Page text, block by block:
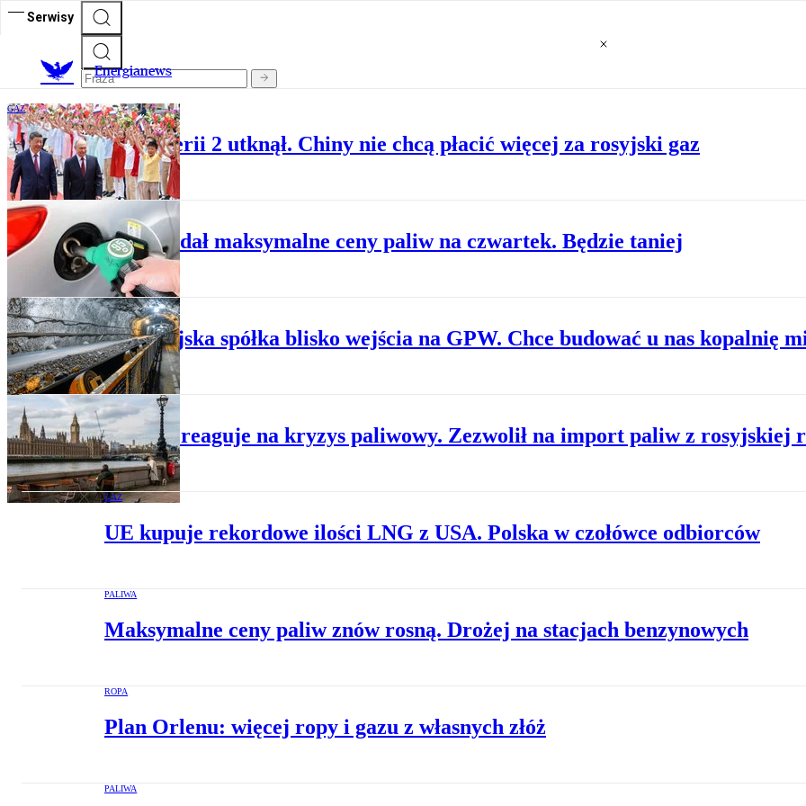
Serwisy
Energianews
GAZ
Gazociąg Siła Syberii 2 utknął. Chiny nie chcą płacić więcej za rosyjski gaz
Rząd podał maksymalne ceny paliw na czwartek. Będzie taniej
EKONOMIA
Kanadyjska spółka blisko wejścia na GPW. Chce budować u nas kopalnię
Londyn reaguje na kryzys paliwowy. Zezwolił na import paliw z rosyjskiej
GAZ
UE kupuje rekordowe ilości LNG z USA. Polska w czołówce odbiorców
PALIWA
Maksymalne ceny paliw znów rosną. Drożej na stacjach benzynowych
ROPA
Plan Orlenu: więcej ropy i gazu z własnych złóż
PALIWA